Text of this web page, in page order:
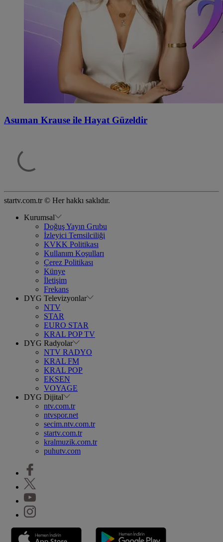
Asuman Krause ile Hayat Güzeldir
startv.com.tr © Her hakkı saklıdır.
Kurumsal
Doğuş Yayın Grubu
İzleyici Temsilciliği
KVKK Politikası
Kullanım Koşulları
Çerez Politikası
Künye
İletişim
Frekans
DYG Televizyonlar
NTV
STAR
EURO STAR
KRAL POP TV
DYG Radyolar
NTV RADYO
KRAL FM
KRAL POP
EKSEN
VOYAGE
DYG Dijital
ntv.com.tr
ntvspor.net
secim.ntv.com.tr
startv.com.tr
kralmuzik.com.tr
puhutv.com